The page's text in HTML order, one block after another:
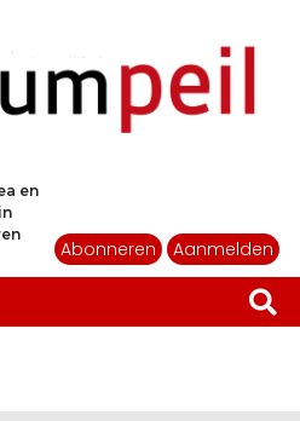
en
Abonneren Aanmelden